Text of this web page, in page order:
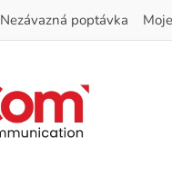
Nezávazná poptávka